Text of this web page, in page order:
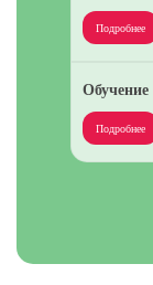
Подробнее
Обучение
Подробнее